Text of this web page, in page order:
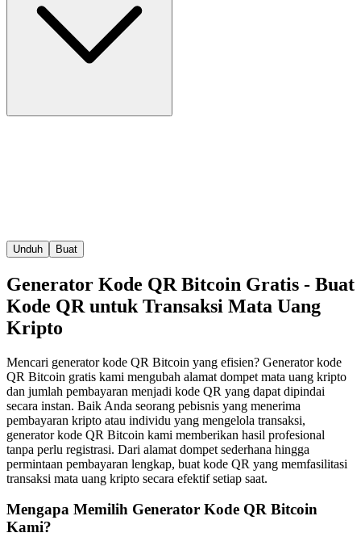
Unduh Buat
Generator Kode QR Bitcoin Gratis - Buat
Kode QR untuk Transaksi Mata Uang
Kripto
Mencari generator kode QR Bitcoin yang efisien? Generator kode
QR Bitcoin gratis kami mengubah alamat dompet mata uang kripto
dan jumlah pembayaran menjadi kode QR yang dapat dipindai
secara instan. Baik Anda seorang pebisnis yang menerima
pembayaran kripto atau individu yang mengelola transaksi,
generator kode QR Bitcoin kami memberikan hasil profesional
tanpa perlu registrasi. Dari alamat dompet sederhana hingga
permintaan pembayaran lengkap, buat kode QR yang memfasilitasi
transaksi mata uang kripto secara efektif setiap saat.
Mengapa Memilih Generator Kode QR Bitcoin
Kami?